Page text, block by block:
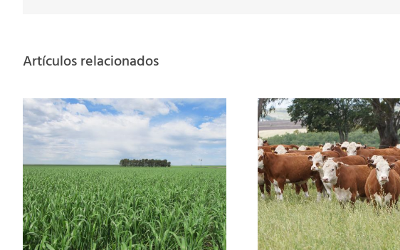
Artículos relacionados
Ganadería 2026: la
tecnología de procesos
como motor para cerrar la
brecha productiv
La receta
pasto:
balanceada
controlada,